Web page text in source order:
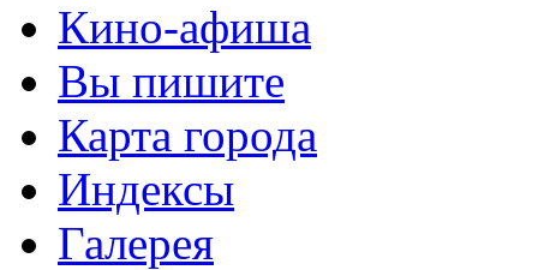
Кино-афиша
Вы пишите
Карта города
Индексы
Галерея